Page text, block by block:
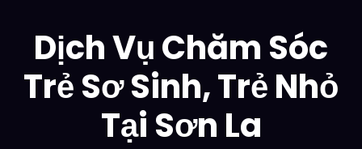
Dịch Vụ Chăm Sóc
Trẻ Sơ Sinh, Trẻ Nhỏ
Tại Sơn La